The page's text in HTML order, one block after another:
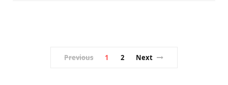
Previous 1 2 Next